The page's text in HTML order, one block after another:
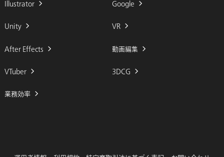
Illustrator Google
Unity VR
After Effects 動画編集
VTuber 3DCG
業務効率